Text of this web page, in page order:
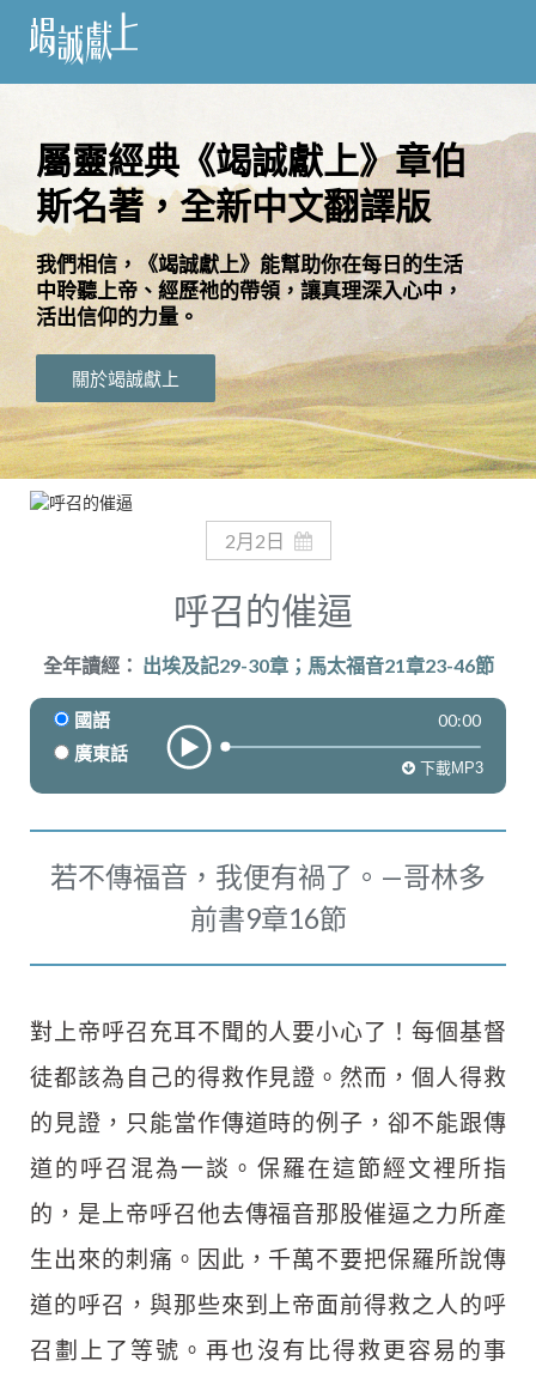
閱
語
言
關
於
竭
誠
獻
上
屬靈經典《竭誠獻上》章伯
斯名著，全新中文翻譯版
我們相信，《竭誠獻上》能幫助你在每日的生活
中聆聽上帝、經歷祂的帶領，讓真理深入心中，
活出信仰的力量。
關於竭誠獻上
2月2日
呼召的催逼
全年讀經： 出埃及記29-30章；馬太福音21章23-46節
國語
廣東話
00:00
下載MP3
若不傳福音，我便有禍了。—哥林多
前書9章16節
對上帝呼召充耳不聞的人要小心了！每個基督
徒都該為自己的得救作見證。然而，個人得救
的見證，只能當作傳道時的例子，卻不能跟傳
道的呼召混為一談。保羅在這節經文裡所指
的，是上帝呼召他去傳福音那股催逼之力所產
生出來的刺痛。因此，千萬不要把保羅所說傳
道的呼召，與那些來到上帝面前得救之人的呼
召劃上了等號。再也沒有比得救更容易的事